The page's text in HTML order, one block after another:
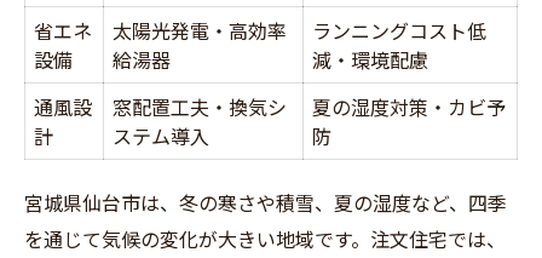
省エネ
設備
太陽光発電・高効率
給湯器
ランニングコスト低
減・環境配慮
通風設
計
窓配置工夫・換気シ
ステム導入
夏の湿度対策・カビ予
防
宮城県仙台市は、冬の寒さや積雪、夏の湿度など、四季
を通じて気候の変化が大きい地域です。注文住宅では、